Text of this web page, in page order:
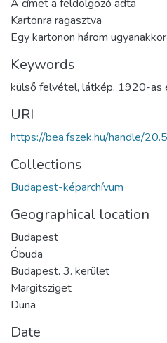
A címet a feldolgozó adta
Kartonra ragasztva
Egy kartonon három
Keywords
külső felvétel, látkép, 1920-as
URI
https://bea.fszek.hu/handle/
Collections
Budapest-képarchívum
Geographical location
Budapest
Óbuda
Budapest. 3. kerület
Margitsziget
Duna
Date